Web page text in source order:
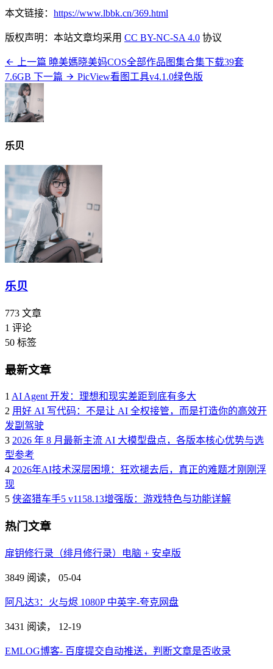
本文链接： https://www.lbbk.cn/369.html
版权声明：本站文章均采用 CC BY-NC-SA 4.0 协议
上一篇 曉美媽晓美妈COS全部作品图集合集下载39套
7.6GB 下一篇 PicView看图工具v4.1.0绿色版
乐贝
乐贝
773 文章
1 评论
50 标签
最新文章
1 AI Agent 开发：理想和现实差距到底有多大
2 用好 AI 写代码：不是让 AI 全权接管，而是打造你的高效开
发副驾驶
3 2026 年 8 月最新主流 AI 大模型盘点，各版本核心优势与选
型参考
4 2026年AI技术深层困境：狂欢褪去后，真正的难题才刚刚浮
现
5 侠盗猎车手5 v1158.13增强版：游戏特色与功能详解
热门文章
扉钥修行录（绯月修行录）电脑 + 安卓版
3849 阅读， 05-04
阿凡达3：火与烬 1080P 中英字-夸克网盘
3431 阅读， 12-19
EMLOG博客- 百度提交自动推送，判断文章是否收录